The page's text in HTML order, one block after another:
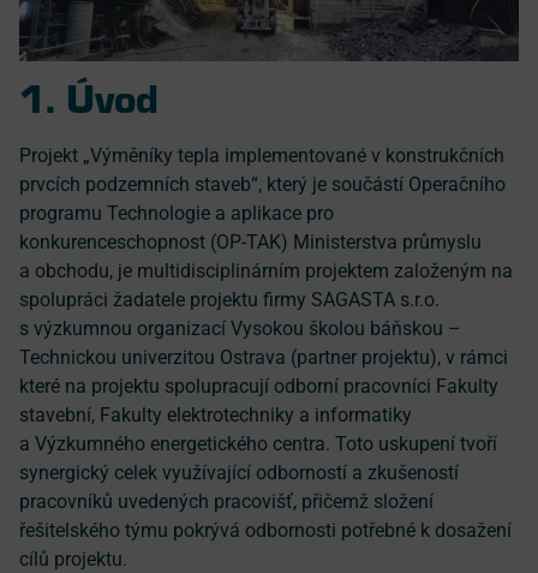
1. Úvod
Projekt „Výměníky tepla implementované v konstrukčních
prvcích podzemních staveb“, který je součástí Operačního
programu Technologie a aplikace pro
konkurenceschopnost (OP-TAK) Ministerstva průmyslu
a obchodu, je multidisciplinárním projektem založeným na
spolupráci žadatele projektu firmy SAGASTA s.r.o.
s výzkumnou organizací Vysokou školou báňskou –
Technickou univerzitou Ostrava (partner projektu), v rámci
které na projektu spolupracují odborní pracovníci Fakulty
stavební, Fakulty elektrotechniky a informatiky
a Výzkumného energetického centra. Toto uskupení tvoří
synergický celek využívající odborností a zkušeností
pracovníků uvedených pracovišť, přičemž složení
řešitelského týmu pokrývá odbornosti potřebné k dosažení
cílů projektu.